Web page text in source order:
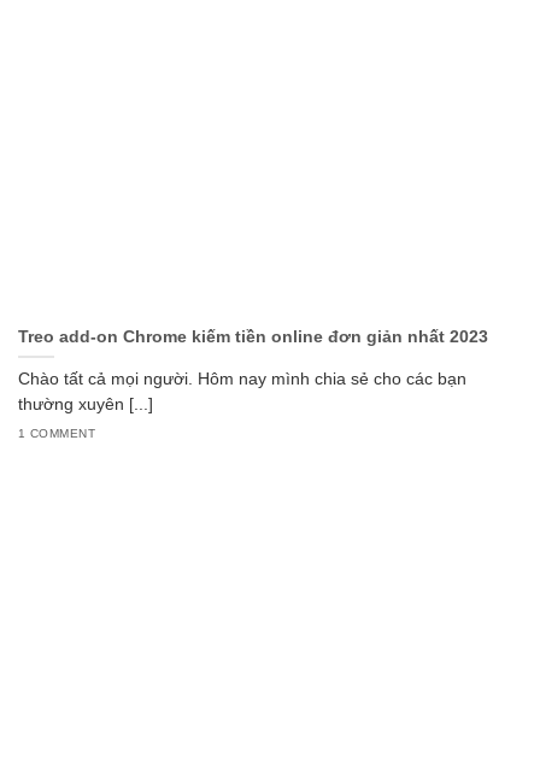
Treo add-on Chrome kiếm tiền online đơn giản nhất 2023
Chào tất cả mọi người. Hôm nay mình chia sẻ cho các bạn
thường xuyên [...]
1 COMMENT